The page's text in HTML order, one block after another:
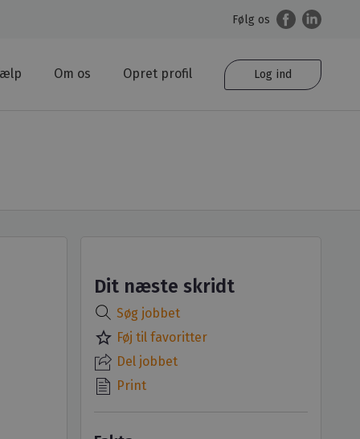
Følg os
Om os Opret profil Log ind
Dit næste skridt
Søg jobbet
star_border Føj til favoritter
Del jobbet
Print